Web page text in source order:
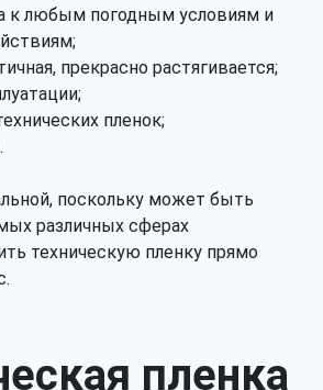
к любым погодным условиям и
прекрасно растягивается;
пленок;
поскольку может быть
различных сферах
техническую пленку прямо
пленка